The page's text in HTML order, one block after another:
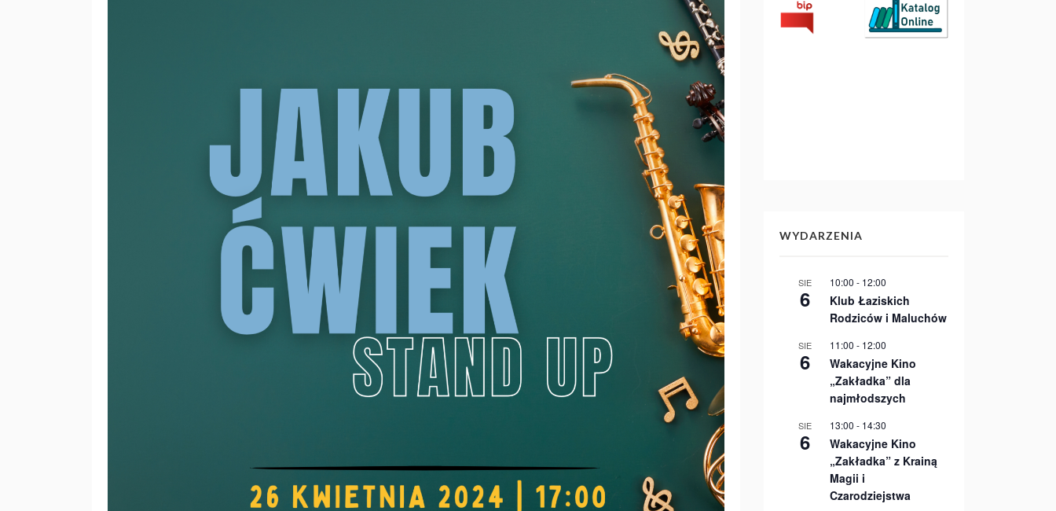
WYDARZENIA
SIE
6
10:00 - 12:00
Klub Łaziskich
Rodziców i Maluchów
SIE
6
11:00 - 12:00
Wakacyjne Kino
„Zakładka” dla
najmłodszych
SIE
6
13:00 - 14:30
Wakacyjne Kino
„Zakładka” z Krainą
Magii i
Czarodziejstwa